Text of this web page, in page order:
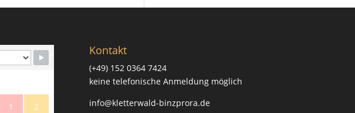
1 2
Kontakt
(+49) 152 0364 7424
keine telefonische Anmeldung möglich
info@kletterwald-binzprora.de